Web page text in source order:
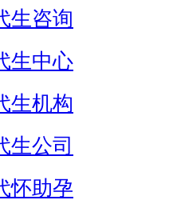
生咨询
生中心
生机构
生公司
怀助孕